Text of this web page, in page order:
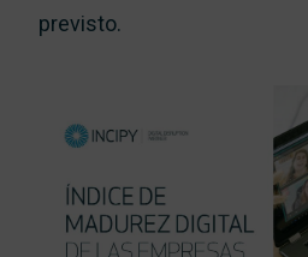
previsto.